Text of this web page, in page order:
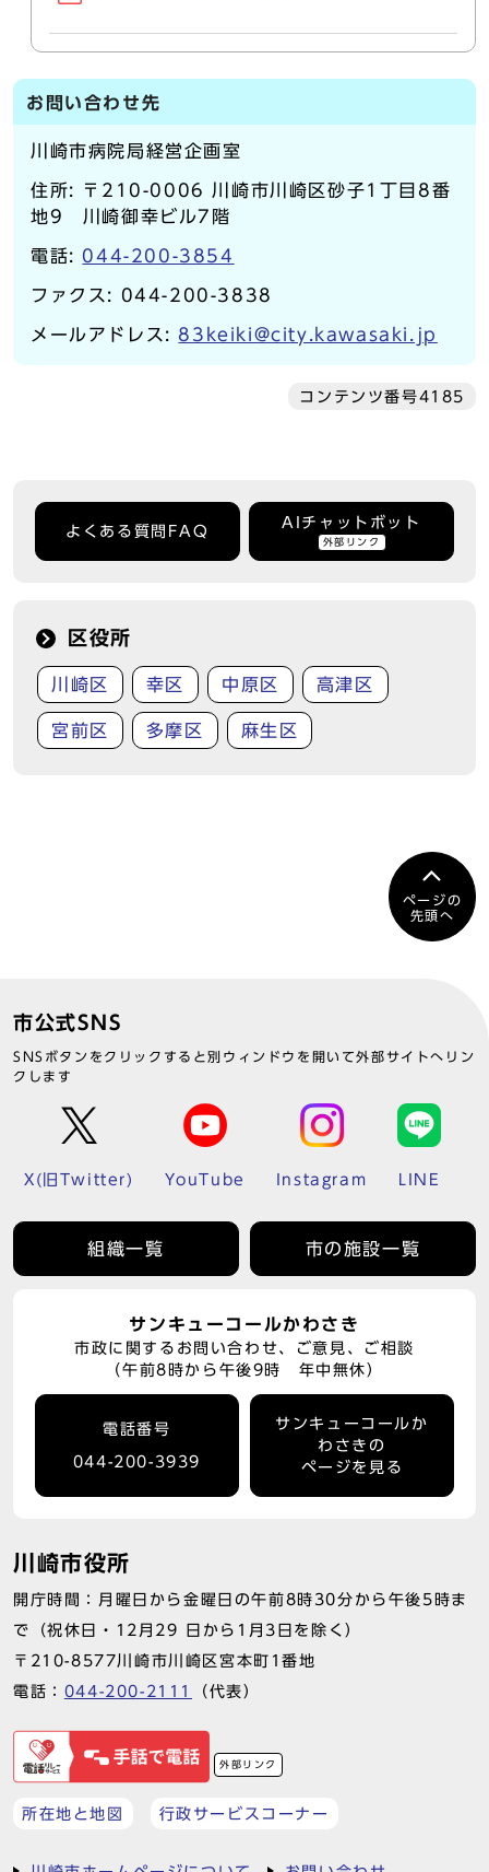
お問い合わせ先
川崎市病院局経営企画室
住所: 〒210-0006 川崎市川崎区砂子1丁目8番
地9 川崎御幸ビル7階
電話: 044-200-3854
ファクス: 044-200-3838
メールアドレス:83keiki@city.kawasaki.jp
コンテンツ番号4185
よくある質問FAQ
AIチャットボット
外部リンク
区役所
川崎区 幸区 中原区 高津区
宮前区 多摩区 麻生区
ページの
先頭へ
市公式SNS
SNSボタンをクリックすると別ウィンドウを開いて外部サイトへリン
クします
X(旧Twitter) YouTube Instagram LINE
組織一覧 市の施設一覧
サンキューコールかわさき
市政に関するお問い合わせ、ご意見、ご相談
（午前8時から午後9時 年中無休）
電話番号
044-200-3939
サンキューコールか
わさきの
ページを見る
川崎市役所
開庁時間：月曜日から金曜日の午前8時30分から午後5時ま
で（祝休日・12月29 日から1月3日を除く）
〒210-8577川崎市川崎区宮本町1番地
電話： 044-200-2111 （代表）
外部リンク
所在地と地図 行政サービスコーナー